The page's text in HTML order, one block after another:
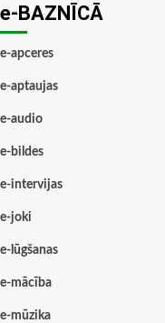
e-BAZNĪCĀ
e-apceres
e-aptaujas
e-audio
e-bildes
e-intervijas
e-joki
e-lūgšanas
e-mācība
e-mūzika